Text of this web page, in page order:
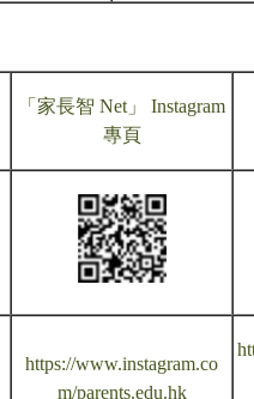
「家長智 Net」 Instagram
專頁
https://www.instagram.co
m/parents.edu.hk